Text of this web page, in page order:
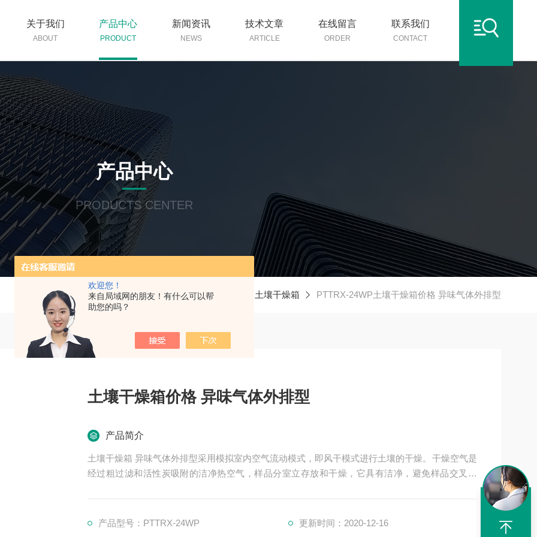
欢迎您！
来自局域网的朋友！有什么可以帮
助您的吗？
关于我们
ABOUT
产品中心
PRODUCT
新闻资讯
NEWS
技术文章
ARTICLE
在线留言
ORDER
联系我们
CONTACT
产品中心
PRODUCTS CENTER
当前位置：首页 产品中心 土壤干燥箱 PTTRX-24WP土壤干燥箱价格 异味气体外排型
土壤干燥箱价格 异味气体外排型
产品简介
土壤干燥箱 异味气体外排型采用模拟室内空气流动模式，即风干模式进行土壤的干燥。干燥空气是
经过粗过滤和活性炭吸附的洁净热空气，样品分室立存放和干燥，它具有洁净，避免样品交叉污
产品型号：PTTRX-24WP 更新时间：2020-12-16